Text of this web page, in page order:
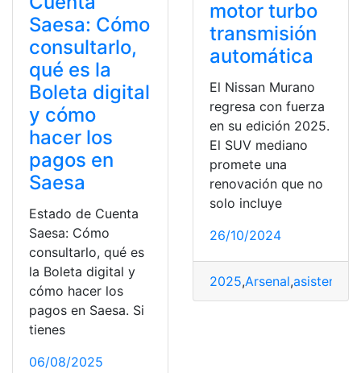
Saesa: Cómo
consultarlo,
qué es la
Boleta digital
y cómo
hacer los
pagos en
Saesa
Estado de Cuenta
Saesa: Cómo
consultarlo, qué es
la Boleta digital y
cómo hacer los
pagos en Saesa. Si
tienes
06/08/2025
motor turbo
transmisión
automática
El Nissan Murano
regresa con fuerza
en su edición 2025.
El SUV mediano
promete una
renovación que no
solo incluye
26/10/2024
2025,Arsenal,asistencias